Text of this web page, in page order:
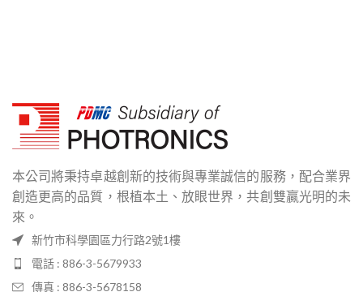
本公司將秉持卓越創新的技術與專業誠信的服務，配合業界
創造更高的品質，根植本土、放眼世界，共創雙贏光明的未
來。
新竹市科學園區力行路2號1樓
電話 : 886-3-5679933
傳真 : 886-3-5678158